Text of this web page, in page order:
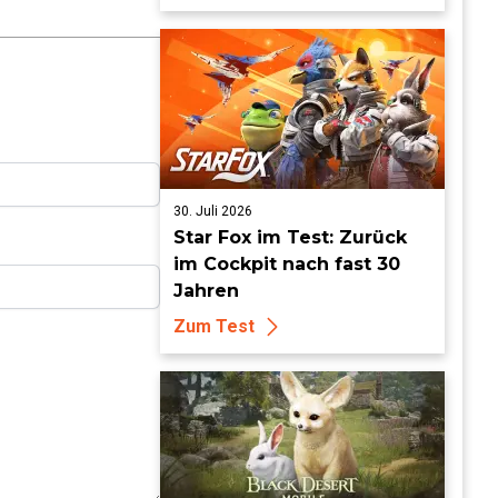
30. Juli 2026
Star Fox im Test: Zurück
im Cockpit nach fast 30
Jahren
Zum Test